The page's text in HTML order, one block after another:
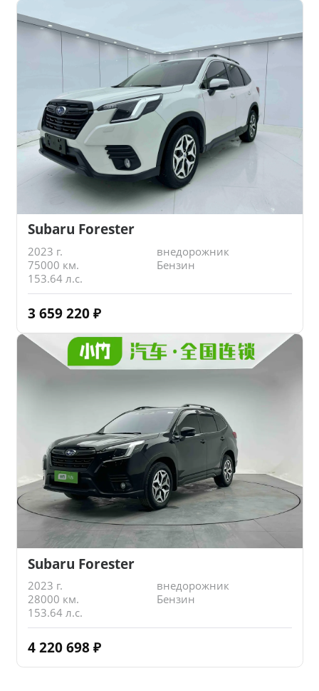
Subaru Forester
2023 г.
внедорожник
75000 км.
Бензин
153.64 л.с.
3 659 220 ₽
Subaru Forester
2023 г.
внедорожник
28000 км.
Бензин
153.64 л.с.
4 220 698 ₽